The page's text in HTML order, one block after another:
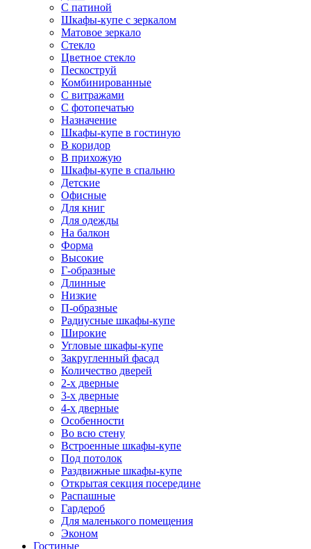
С патиной
Шкафы-купе с зеркалом
Матовое зеркало
Стекло
Цветное стекло
Пескоструй
Комбинированные
С витражами
С фотопечатью
Назначение
Шкафы-купе в гостиную
В коридор
В прихожую
Шкафы-купе в спальню
Детские
Офисные
Для книг
Для одежды
На балкон
Форма
Высокие
Г-образные
Длинные
Низкие
П-образные
Радиусные шкафы-купе
Широкие
Угловые шкафы-купе
Закругленный фасад
Количество дверей
2-х дверные
3-х дверные
4-х дверные
Особенности
Во всю стену
Встроенные шкафы-купе
Под потолок
Раздвижные шкафы-купе
Открытая секция посередине
Распашные
Гардероб
Для маленького помещения
Эконом
Гостиные